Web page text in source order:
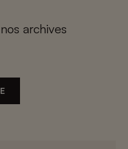
archives